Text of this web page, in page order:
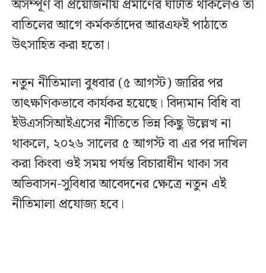
অসম্পূর্ণ বা প্রয়োজনীয় প্রমাণের ঘাটতি থাকলেও তা
বাতিলের আগে কর্মকর্তাদের আরএফই পাঠাতে
উৎসাহিত করা হতো।
নতুন নীতিমালা বুধবার (৫ আগস্ট) জারির পর
তাৎক্ষণিকভাবে কার্যকর হয়েছে। বিদ্যমান বিধি বা
ইউএসসিআইএসের নীতিতে ভিন্ন কিছু উল্লেখ না
থাকলে, ২০২৬ সালের ৫ আগস্ট বা এর পর দাখিল
করা কিংবা ওই সময় পর্যন্ত বিচারাধীন থাকা সব
অভিবাসন-সুবিধার আবেদনের ক্ষেত্রে নতুন এই
নীতিমালা প্রযোজ্য হবে।